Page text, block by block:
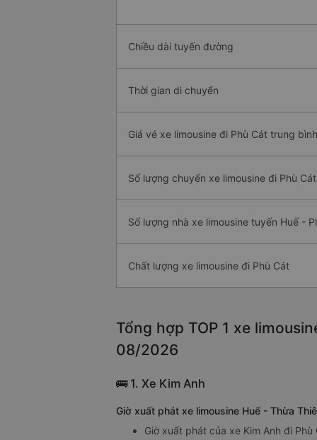
Chiều dài tuyến đường
Thời gian di chuyển
Giá vé xe limousine đi Phù Cát trung bình
Số lượng chuyến xe limousine đi Phù Cát
Số lượng nhà xe limousine tuyến Huế -
Chất lượng xe limousine đi Phù Cát
Tổng hợp TOP 1 xe
08/2026
🚌 1. Xe Kim Anh
Giờ xuất phát xe limousine Huế - Thừa
Giờ xuất phát của xe Kim Anh đi